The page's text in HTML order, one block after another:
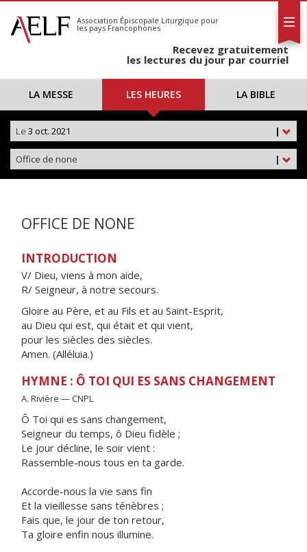
S'abonner
Calendrier
Association Épiscopale Liturgique pour
les pays Francophones
Recevez gratuitement
les lectures du jour par courriel
LA MESSE LES HEURES LA BIBLE
|
Le 3 oct. 2021
|
Office de none
OFFICE DE NONE
INTRODUCTION
V/ Dieu, viens à mon aide,
R/ Seigneur, à notre secours.
Gloire au Père, et au Fils et au Saint-Esprit,
au Dieu qui est, qui était et qui vient,
pour les siècles des siècles.
Amen. (Alléluia.)
HYMNE : Ô TOI QUI ES SANS CHANGEMENT
A. Rivière — CNPL
Ô Toi qui es sans changement,
Seigneur du temps, ô Dieu fidèle ;
Le jour décline, le soir vient :
Rassemble-nous tous en ta garde.
Accorde-nous la vie sans fin
Et la vieillesse sans ténèbres ;
Fais que, le jour de ton retour,
Ta gloire enfin nous illumine.